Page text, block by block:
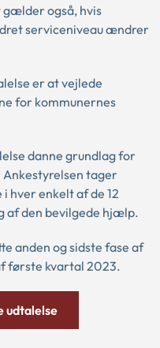
også, hvis
serviceniveau ændrer
er at vejlede
for kommunernes
danne grundlag for
Ankestyrelsen tager
hver enkelt af de 12
af den bevilgede hjælp.
anden og sidste fase af
første kvartal 2023.
udtalelse